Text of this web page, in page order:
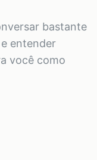
bastante
entender
você como